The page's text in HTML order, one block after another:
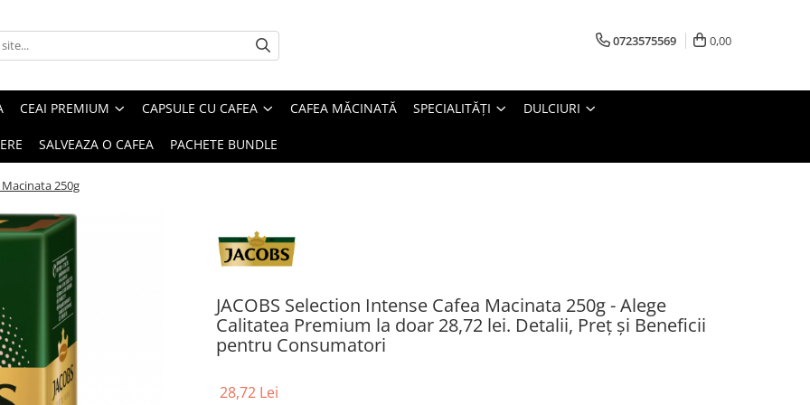
0723575569 0,00
CEAI PREMIUM CAPSULE CU CAFEA CAFEA MĂCINATĂ SPECIALITĂȚI DULCIURI
SALVEAZA O CAFEA PACHETE BUNDLE
Macinata 250g
JACOBS Selection Intense Cafea Macinata 250g - Alege
Calitatea Premium la doar 28,72 lei. Detalii, Preț și Beneficii
pentru Consumatori
28,72 Lei